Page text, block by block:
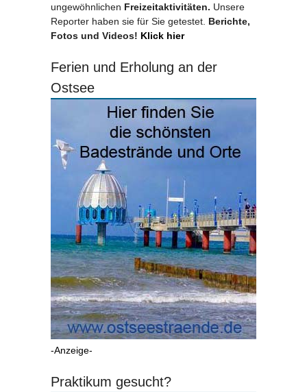
ungewöhnlichen Freizeitaktivitäten. Unsere
Reporter haben sie für Sie getestet. Berichte,
Fotos und Videos! Klick hier
Ferien und Erholung an der
Ostsee
-Anzeige-
Praktikum gesucht?